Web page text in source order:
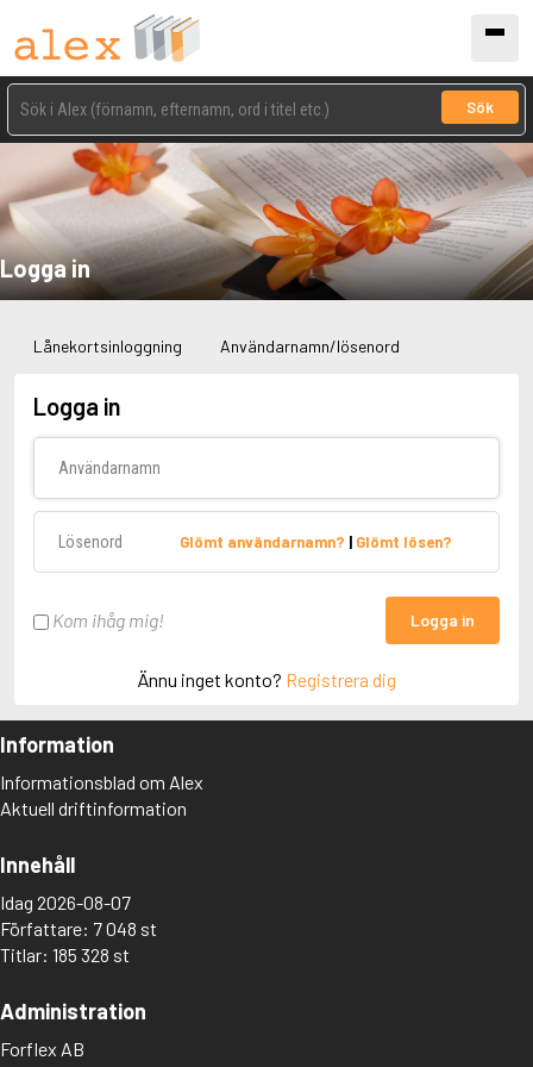
Sök
Logga in
Lånekortsinloggning Användarnamn/lösenord
Logga in
Glömt användarnamn? | Glömt lösen?
Kom ihåg mig! Logga in
Ännu inget konto? Registrera dig
Information
Informationsblad om Alex
Aktuell driftinformation
Innehåll
Idag 2026-08-07
Författare: 7 048 st
Titlar: 185 328 st
Administration
Forflex AB